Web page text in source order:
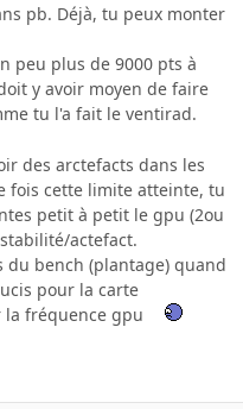
pb. Déjà, tu peux monter
peu plus de 9000 pts à
y avoir moyen de faire
tu l'a fait le ventirad.
des arctefacts dans les
fois cette limite atteinte, tu
petit à petit le gpu (2ou
actefact.
bench (plantage) quand
pour la carte
fréquence gpu